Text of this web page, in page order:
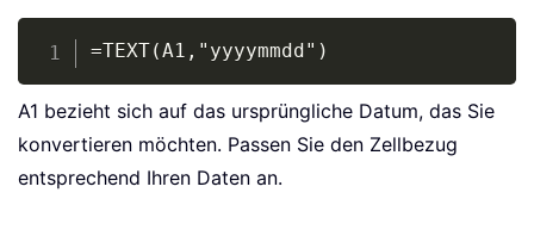
=TEXT(A1,"yyyymmdd")
A1 bezieht sich auf das ursprüngliche Datum, das Sie
konvertieren möchten. Passen Sie den Zellbezug
entsprechend Ihren Daten an.